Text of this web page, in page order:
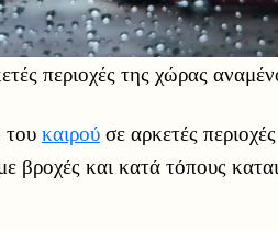
περιοχές της χώρας
τουκαιρού σε αρκετές
και κατά τόπους